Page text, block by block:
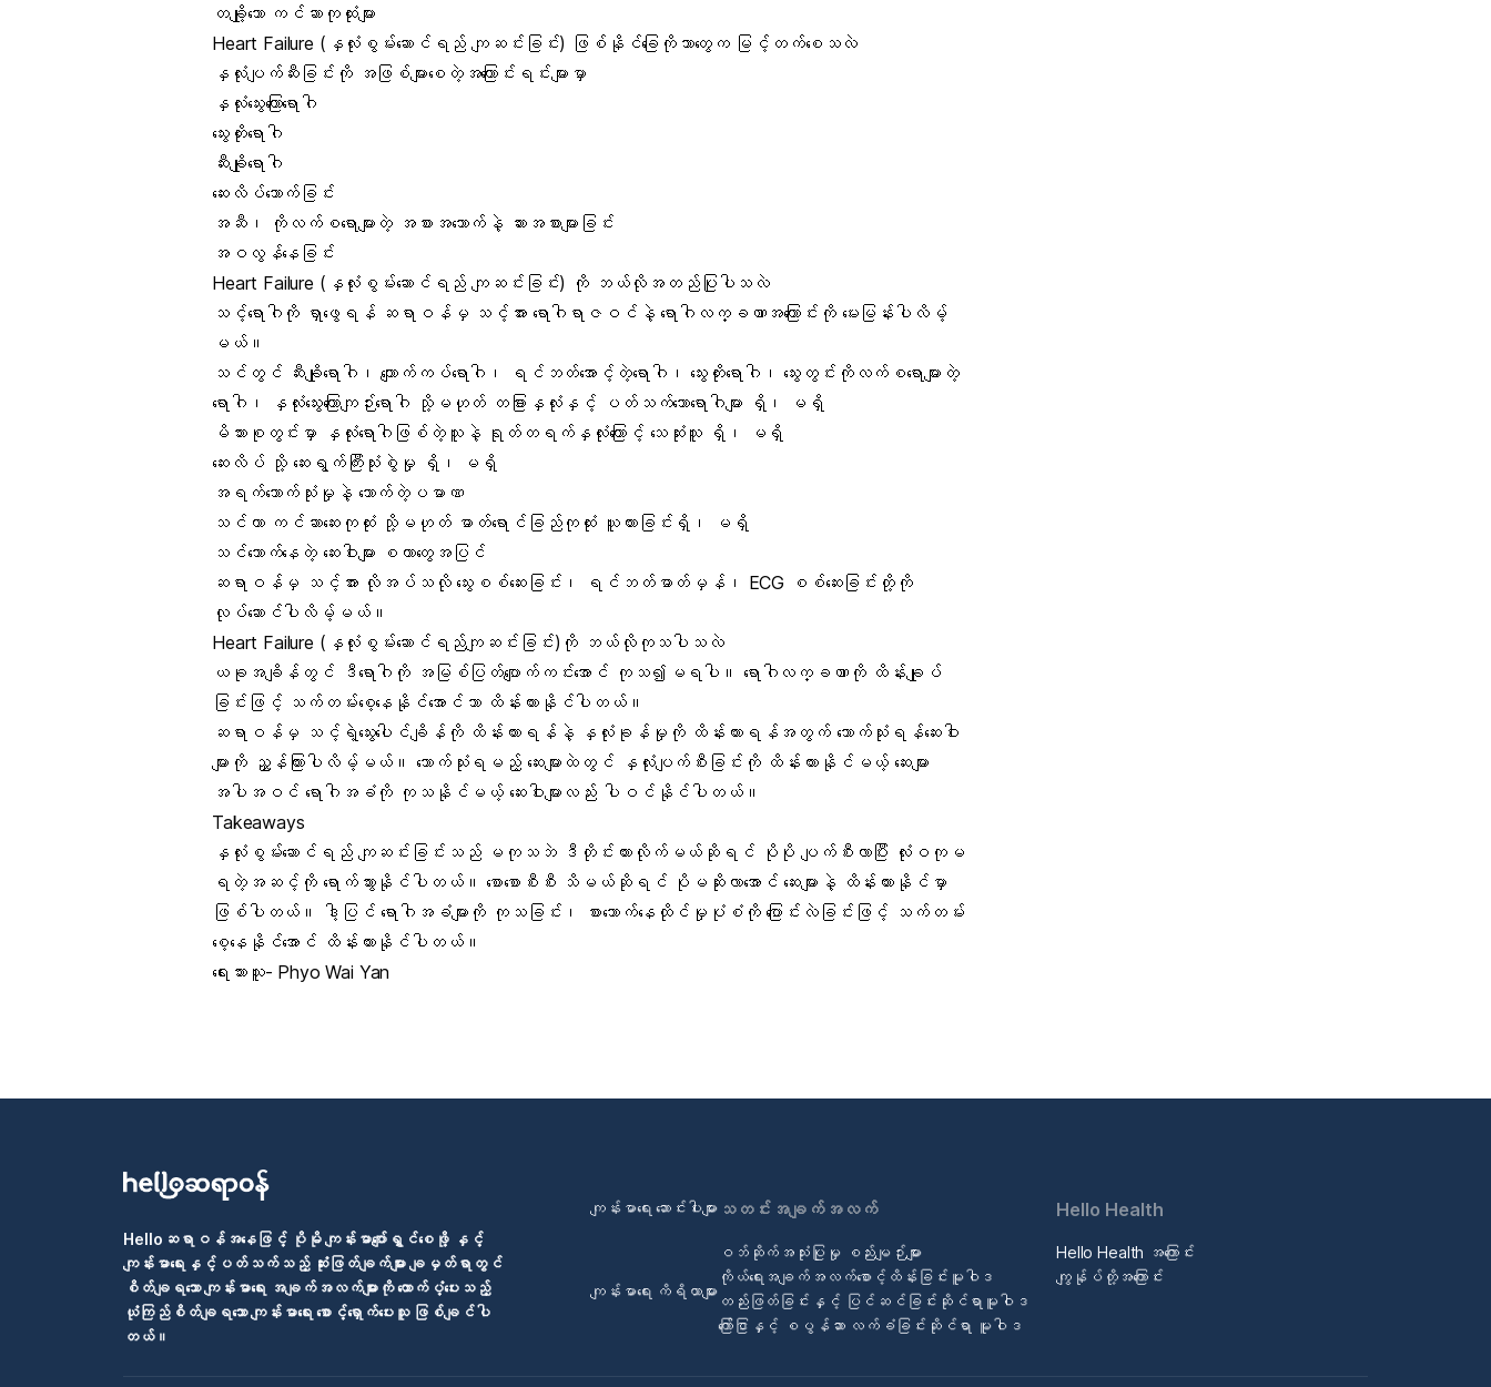
တချို့သော ကင်ဆာကုထုံးများ
Heart Failure (နှလုံးစွမ်းဆောင်ရည် ကျဆင်းခြင်း) ဖြစ်နိုင်ခြေကိုဘာတွေက မြင့်တက်စေသလဲ
နှလုံးပျက်ဆီးခြင်းကို အဖြစ်များစေတဲ့အကြောင်းရင်းများမှာ
နှလုံးသွေးကြောရောဂါ
သွေးတိုးရောဂါ
ဆီးချိုရောဂါ
ဆေးလိပ်သောက်ခြင်း
အဆီ၊ ကိုလက်စရောများတဲ့ အစားအသောက်နဲ့ ဆားအစားများခြင်း
အဝလွန်နေခြင်း
Heart Failure (နှလုံးစွမ်းဆောင်ရည် ကျဆင်းခြင်း) ကို ဘယ်လိုအတည်ပြုပါသလဲ
သင့်ရောဂါကို ရှာဖွေရန် ဆရာဝန်မှ သင့်အား ရောဂါရာဇဝင်နဲ့ ရောဂါလက္ခဏာအကြောင်းကို မေးမြန်းပါလိမ့်
မယ်။
သင်တွင် ဆီးချိုရောဂါ၊ ကျောက်ကပ်ရောဂါ၊ ရင်ဘတ်အောင့်တဲ့ရောဂါ၊ သွေးတိုးရောဂါ၊ သွေးတွင်းကိုလက်စရောများတဲ့
ရောဂါ၊ နှလုံးသွေးကြောကျဉ်းရောဂါ သို့မဟုတ် တခြားနှလုံးနှင့် ပတ်သက်သောရောဂါများ ရှိ၊ မရှိ
မိသားစုတွင်းမှာ နှလုံးရောဂါဖြစ်တဲ့သူနဲ့ ရုတ်တရက်နှလုံးကြောင့် သေဆုံးသူ ရှိ၊ မရှိ
ဆေးလိပ် သို့ ဆေးရွက်ကြီးသုံးစွဲမှု ရှိ၊ မရှိ
အရက်သောက်သုံးမှုနဲ့ သောက်တဲ့ပမာဏ
သင်ဟာ ကင်ဆာဆေးကုထုံး သို့မဟုတ် ဓာတ်ရောင်ခြည်ကုထုံး ယူထားခြင်းရှိ၊ မရှိ
သင်သောက်နေတဲ့ ဆေးဝါးများ စတာတွေအပြင်
ဆရာဝန်မှ သင့်အား လိုအပ်သလို သွေးစစ်ဆေးခြင်း၊ ရင်ဘတ်ဓာတ်မှန်၊ ECG စစ်ဆေးခြင်းတို့ကို
လုပ်ဆောင်ပါလိမ့်မယ်။
Heart Failure (နှလုံးစွမ်းဆောင်ရည်ကျဆင်းခြင်း)ကို ဘယ်လိုကုသပါသလဲ
ယခုအချိန်တွင် ဒီရောဂါကို အမြစ်ပြတ်ပျောက်ကင်းအောင် ကုသ၍မရပါ။ ရောဂါလက္ခဏာကို ထိန်းချုပ်
ခြင်းဖြင့် သက်တမ်းစေ့နေနိုင်အောင်သာ ထိန်းထားနိုင်ပါတယ်။
ဆရာဝန်မှ သင့်ရဲ့သွေးပေါင်ချိန်ကို ထိန်းထားရန်နဲ့ နှလုံးခုန်မှုကို ထိန်းထားရန်အတွက် သောက်သုံးရန်ဆေးဝါး
များကို ညွှန်ကြားပါလိမ့်မယ်။ သောက်သုံးရမည့် ဆေးများထဲတွင် နှလုံးပျက်စီးခြင်းကို ထိန်းထားနိုင်မယ့် ဆေးများ
အပါအဝင် ရောဂါအခံကို ကုသနိုင်မယ့် ဆေးဝါးများလည်း ပါဝင်နိုင်ပါတယ်။
Takeaways
နှလုံးစွမ်းဆောင်ရည် ကျဆင်းခြင်းသည် မကုသဘဲ ဒီတိုင်းထားလိုက်မယ်ဆိုရင် ပိုပို ပျက်စီးလာပြီး လုံးဝကုမ
ရတဲ့အဆင့်ကို ရောက်သွားနိုင်ပါတယ်။ စောစောစီးစီး သိမယ်ဆိုရင် ပိုမဆိုးလာအောင် ဆေးများနဲ့ ထိန်းထားနိုင်မှာ
ဖြစ်ပါတယ်။ ဒါ့ပြင် ရောဂါအခံများကို ကုသခြင်း၊ စားသောက်နေထိုင်မှုပုံစံကို ပြောင်းလဲခြင်းဖြင့် သက်တမ်း
စေ့နေနိုင်အောင် ထိန်းထားနိုင်ပါတယ်။
ရေးသားသူ- Phyo Wai Yan
Helloဆရာဝန်အနေဖြင့် ပိုမို ကျန်းမာပျော်ရွှင်စေဖို့ နှင့်
ကျန်းမာရေးနှင့်ပတ်သက်သည့် ဆုံးဖြတ်ချက်များ ချမှတ်ရာတွင်
စိတ်ချရသော ကျန်းမာရေး အချက်အလက်များကို ထောက်ပံ့ပေးသည့်
ယုံကြည်စိတ်ချရသော ကျန်းမာရေး စောင့်ရှောက်ပေးသူ ဖြစ်ချင်ပါ
တယ်။
ကျန်းမာရေး ဆောင်းပါးများ
ကျန်းမာရေး ကိရိယာများ
သတင်းအချက်အလက်
ဝဘ်ဆိုက်အသုံးပြုမှု စည်းမျဉ်းများ
ကိုယ်ရေးအချက်အလက်စောင့်ထိန်းခြင်းမူဝါဒ
တည်းဖြတ်ခြင်းနှင့် ပြင်ဆင်ခြင်းဆိုင်ရာမူဝါဒ
ကြော်ငြာနှင့် စပွန်ဆာ လက်ခံခြင်းဆိုင်ရာ မူဝါဒ
Hello Health
Hello Health အကြောင်း
ကျွန်ုပ်တို့အကြောင်း